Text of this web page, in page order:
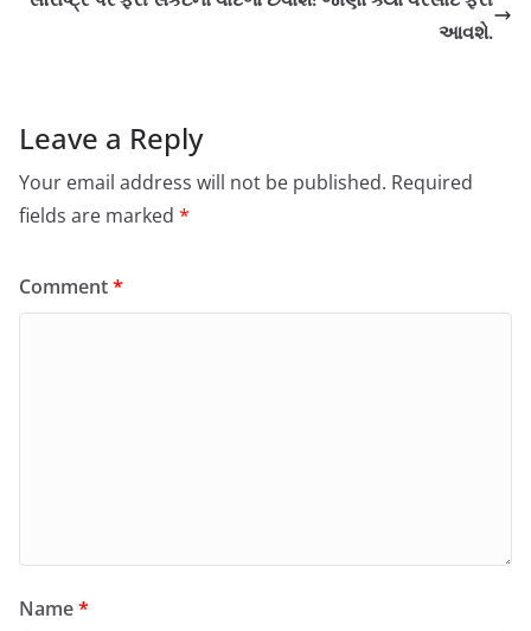
આવશે.
Leave a Reply
Your email address will not be published. Required
fields are marked *
Comment*
Name*